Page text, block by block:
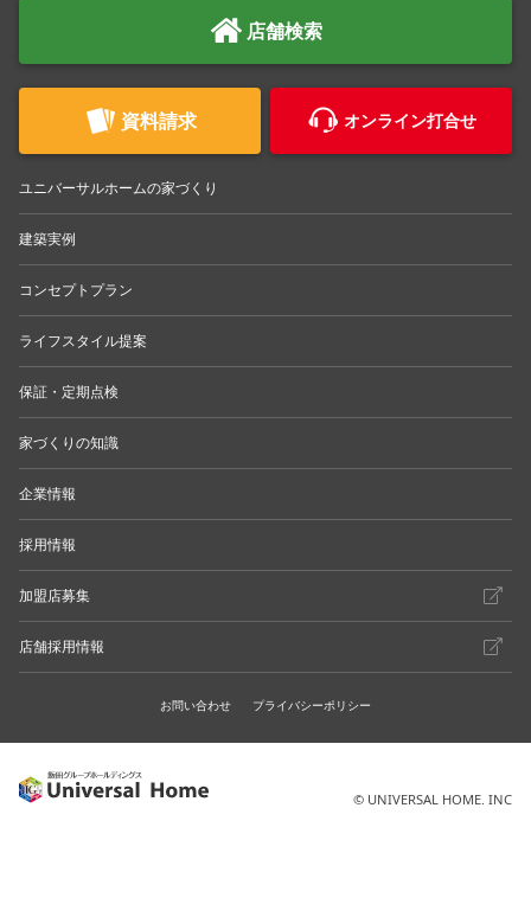
店舗検索
資料請求 オンライン打合せ
ユニバーサルホームの家づくり
建築実例
コンセプトプラン
ライフスタイル提案
保証・定期点検
家づくりの知識
企業情報
採用情報
加盟店募集
店舗採用情報
お問い合わせ プライバシーポリシー
© UNIVERSAL HOME. INC